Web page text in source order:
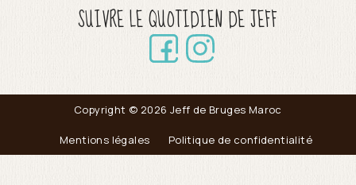
SUIVRE LE QUOTIDIEN DE JEFF
Copyright © 2026 Jeff de Bruges Maroc
Mentions légales Politique de confidentialité